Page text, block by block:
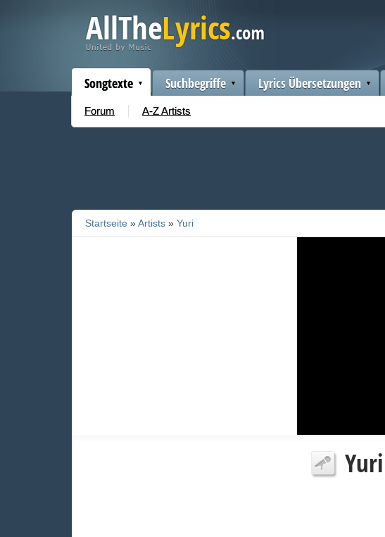
Songtexte
Forum A-Z Artists
Suchbegriffe Lyrics Übersetzungen
Startseite »Artists » Yuri